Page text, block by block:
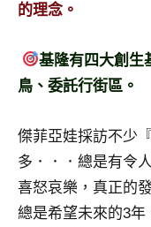
合
達
人
對
★
的理念。
基隆有四大創生
鳥、委託行街區。
傑菲亞娃採訪不少
多．．．總是有令
喜怒哀樂，真正的
總是希望未來的3